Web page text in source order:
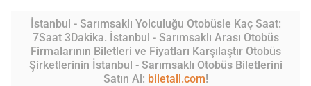
İstanbul - Sarımsaklı Yolculuğu Otobüsle Kaç Saat:
7Saat 3Dakika. İstanbul - Sarımsaklı Arası Otobüs
Firmalarının Biletleri ve Fiyatları Karşılaştır Otobüs
Şirketlerinin İstanbul - Sarımsaklı Otobüs Biletlerini
Satın Al: biletall.com!